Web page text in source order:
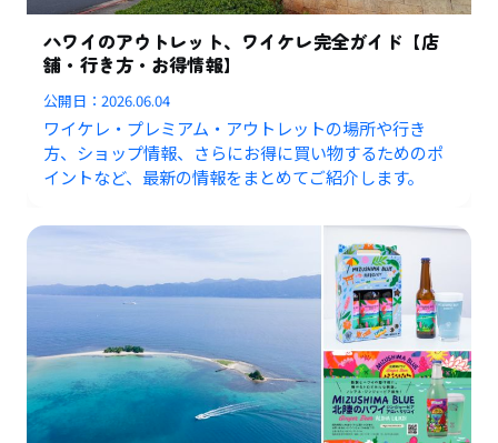
ハワイのアウトレット、ワイケレ完全ガイド【店
舗・行き方・お得情報】
公開日：2026.06.04
ワイケレ・プレミアム・アウトレットの場所や行き
方、ショップ情報、さらにお得に買い物するためのポ
イントなど、最新の情報をまとめてご紹介します。